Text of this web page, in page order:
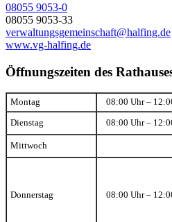
08055 9053-0
08055 9053-33
verwaltungsgemeinschaft@halfing.de
www.vg-halfing.de
Öffnungszeiten des
Montag 08:00 Uhr –
Dienstag 08:00 Uhr –
Mittwoch
Donnerstag 08:00 Uhr –